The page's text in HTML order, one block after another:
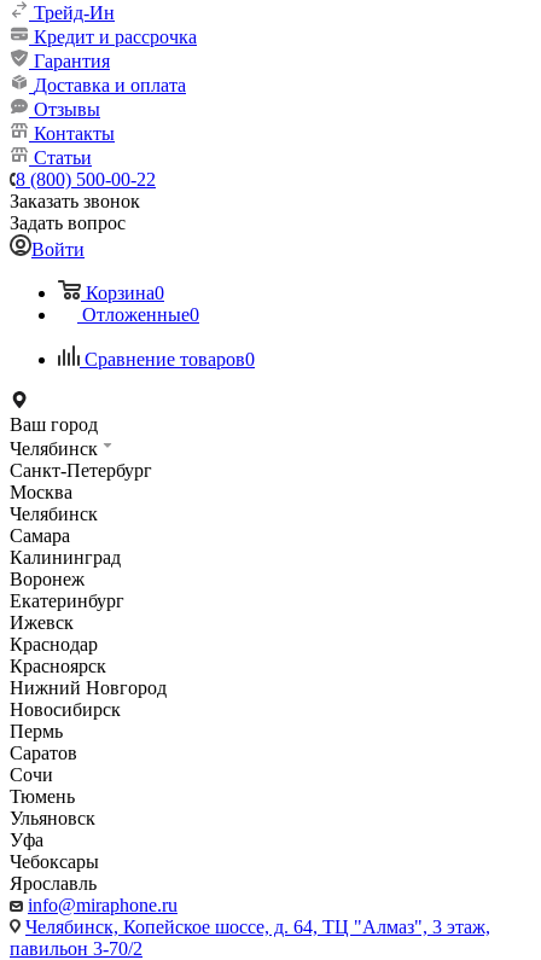
Трейд-Ин
Кредит и рассрочка
Гарантия
Доставка и оплата
Отзывы
Контакты
Статьи
8 (800) 500-00-22
Заказать звонок
Задать вопрос
Войти
Корзина0
Отложенные0
Сравнение товаров0
Ваш город
Челябинск
Санкт-Петербург
Москва
Челябинск
Самара
Калининград
Воронеж
Екатеринбург
Ижевск
Краснодар
Красноярск
Нижний Новгород
Новосибирск
Пермь
Саратов
Сочи
Тюмень
Ульяновск
Уфа
Чебоксары
Ярославль
info@miraphone.ru
Челябинск, Копейское шоссе, д. 64, ТЦ "Алмаз", 3 этаж,
павильон 3-70/2